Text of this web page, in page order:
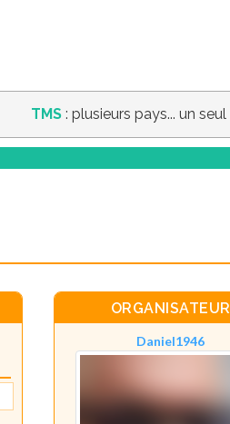
TMS : plusieurs pays... un
ORGANISATEUR
Daniel1946